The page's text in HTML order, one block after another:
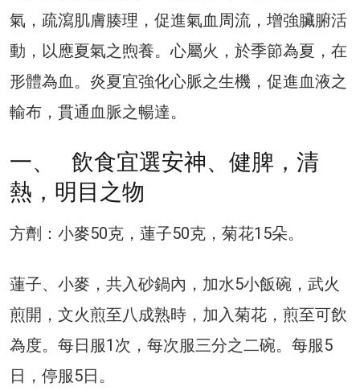
氣，疏瀉肌膚腠理，促進氣血周流，增強臟腑活
動，以應夏氣之煦養。心屬火，於季節為夏，在
形體為血。炎夏宜強化心脈之生機，促進血液之
輸布，貫通血脈之暢達。
一、 飲食宜選安神、健脾，清
熱，明目之物
方劑：小麥50克，蓮子50克，菊花15朵。
蓮子、小麥，共入砂鍋內，加水5小飯碗，武火
煎開，文火煎至八成熟時，加入菊花，煎至可飲
為度。每日服1次，每次服三分之二碗。每服5
日，停服5日。